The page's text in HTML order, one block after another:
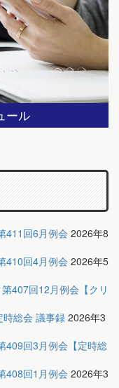
ール
411回6月例会 2026年8
410回4月例会 2026年5
407回12月例会【クリ
総会 議事録 2026年3
409回3月例会【定時総
408回1月例会 2026年3